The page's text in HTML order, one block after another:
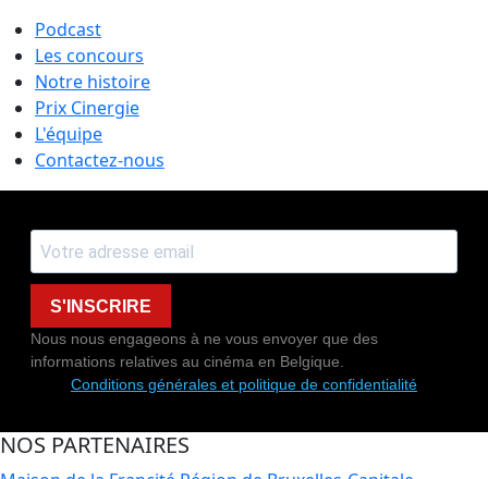
Podcast
Les concours
Notre histoire
Prix Cinergie
L'équipe
Contactez-nous
S'INSCRIRE
Nous nous engageons à ne vous envoyer que des
informations relatives au cinéma en Belgique.
Conditions générales et politique de confidentialité
NOS PARTENAIRES